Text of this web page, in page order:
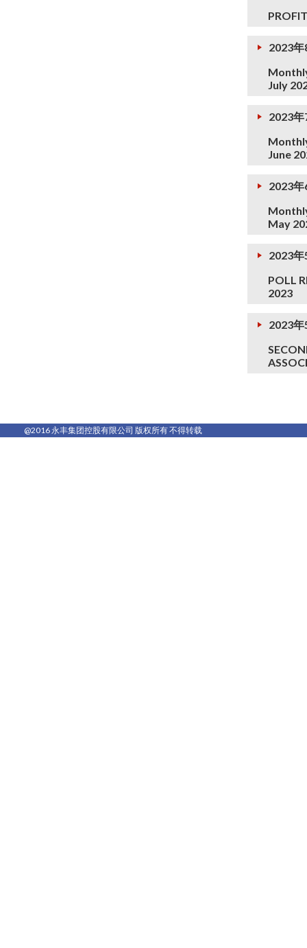
2023
July
2023
June
2023
May
2023
POLL
2023
2023
@2016 永丰集团控股有限公司 版权所有 不得转载